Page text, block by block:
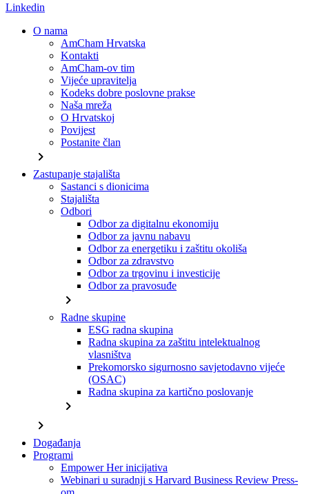
Linkedin
O nama
AmCham Hrvatska
Kontakti
AmCham-ov tim
Vijeće upravitelja
Kodeks dobre poslovne prakse
Naša mreža
O Hrvatskoj
Povijest
Postanite član
chevron_right
Zastupanje stajališta
Sastanci s dionicima
Stajališta
Odbori
Odbor za digitalnu ekonomiju
Odbor za javnu nabavu
Odbor za energetiku i zaštitu okoliša
Odbor za zdravstvo
Odbor za trgovinu i investicije
Odbor za pravosuđe
chevron_right
Radne skupine
ESG radna skupina
Radna skupina za zaštitu intelektualnog
vlasništva
Prekomorsko sigurnosno savjetodavno vijeće
(OSAC)
Radna skupina za kartično poslovanje
chevron_right
chevron_right
Događanja
Programi
Empower Her inicijativa
Webinari u suradnji s Harvard Business Review Press-